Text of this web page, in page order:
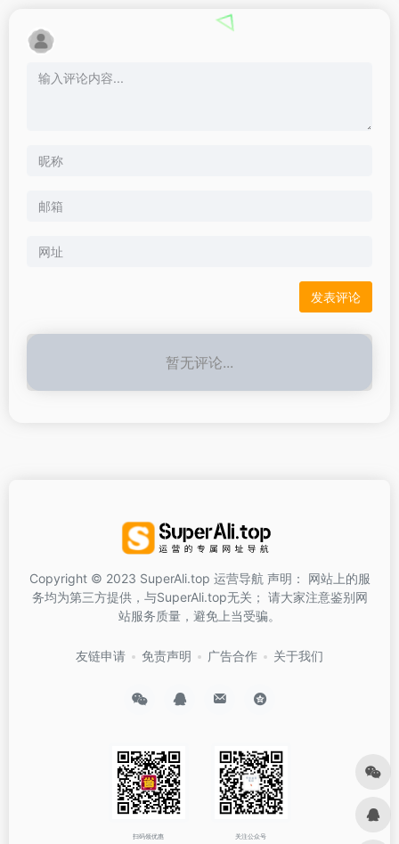
暂无评论...
Copyright © 2023 SuperAli.top 运营导航 声明： 网站上的服
务均为第三方提供，与SuperAli.top无关； 请大家注意鉴别网
站服务质量，避免上当受骗。
友链申请 免责声明 广告合作 关于我们
扫码领优惠 关注公众号